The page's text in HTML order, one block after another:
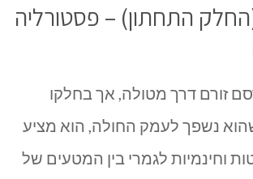
(החלק התחתון) – פסטורליה
זורם דרך מטולה, אך בחלקו
נשפך לעמק החולה, הוא מציע
וחינמיות לגמרי בין המטעים של